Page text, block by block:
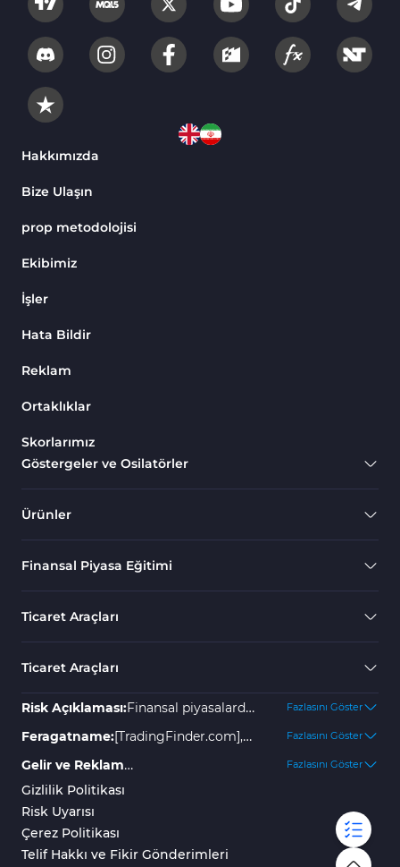
Hakkımızda
Bize Ulaşın
prop metodolojisi
Ekibimiz
İşler
Hata Bildir
Reklam
Ortaklıklar
Skorlarımız
Göstergeler ve Osilatörler
Ürünler
Finansal Piyasa Eğitimi
Ticaret Araçları
Ticaret Araçları
Risk Açıklaması:Finansal piyasalarda
yer almak yüksek risk içerir ve
tamamını kaybetmenize neden
olabilir. Kayıpları önlemek için
herhangi bir garanti veya belirli
yönergeler yoktur. Broker
araştırmalarına dayanan
Fazlasını Göster
Feragatname:[TradingFinder.com],
olası kayıplar veya zararlar için hiçbir
sorumluluğundadır. Geçmiş sonuçlar
gelecekteki başarıyı garanti etmez, bu
Fazlasını Göster
Gelir ve Reklam
Açıklaması:"TradingFinder"
platformu çeşitli hizmetler
sunmaktadır; bazıları ücretsiz olup,
uzmanlaşmış hizmetlerimiz gibi
Fazlasını Göster
Gizlilik Politikası
Risk Uyarısı
Çerez Politikası
Telif Hakkı ve Fikir Gönderimleri